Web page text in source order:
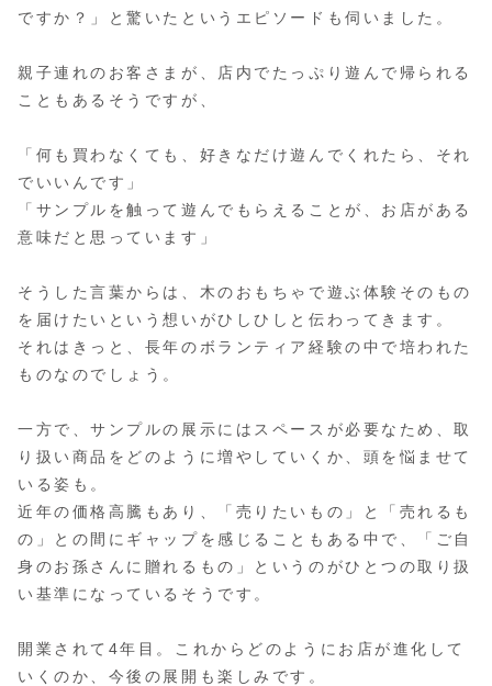
ですか？」と驚いたというエピソードも伺いました。
親子連れのお客さまが、店内でたっぷり遊んで帰られる
こともあるそうですが、
「何も買わなくても、好きなだけ遊んでくれたら、それ
でいいんです」
「サンプルを触って遊んでもらえることが、お店がある
意味だと思っています」
そうした言葉からは、木のおもちゃで遊ぶ体験そのもの
を届けたいという想いがひしひしと伝わってきます。
それはきっと、長年のボランティア経験の中で培われた
ものなのでしょう。
一方で、サンプルの展示にはスペースが必要なため、取
り扱い商品をどのように増やしていくか、頭を悩ませて
いる姿も。
近年の価格高騰もあり、「売りたいもの」と「売れるも
の」との間にギャップを感じることもある中で、「ご自
身のお孫さんに贈れるもの」というのがひとつの取り扱
い基準になっているそうです。
開業されて4年目。これからどのようにお店が進化して
いくのか、今後の展開も楽しみです。